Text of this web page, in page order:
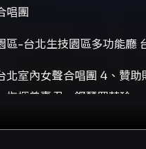
唱團
區-台北生技園區多功能廳
北室內女聲合唱團 4、贊
指揮曾惠君、鋼琴羅苡玲
聲合唱團 4 於2026年呈獻